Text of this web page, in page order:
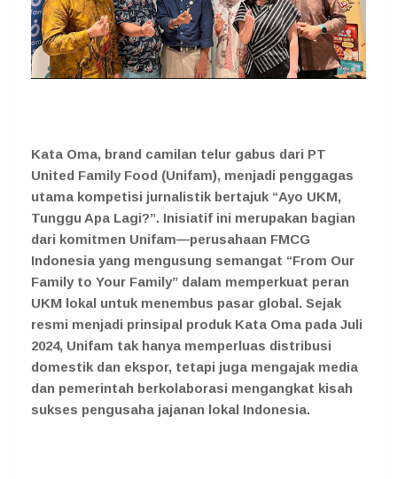
Kata Oma, brand camilan telur gabus dari PT
United Family Food (Unifam), menjadi penggagas
utama kompetisi jurnalistik bertajuk “Ayo UKM,
Tunggu Apa Lagi?”. Inisiatif ini merupakan bagian
dari komitmen Unifam—perusahaan FMCG
Indonesia yang mengusung semangat “From Our
Family to Your Family” dalam memperkuat peran
UKM lokal untuk menembus pasar global. Sejak
resmi menjadi prinsipal produk Kata Oma pada Juli
2024, Unifam tak hanya memperluas distribusi
domestik dan ekspor, tetapi juga mengajak media
dan pemerintah berkolaborasi mengangkat kisah
sukses pengusaha jajanan lokal Indonesia.